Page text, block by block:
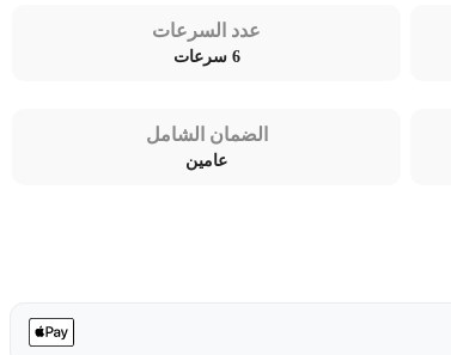
عدد السرعات
6 سرعات
الضمان الشامل
عامين